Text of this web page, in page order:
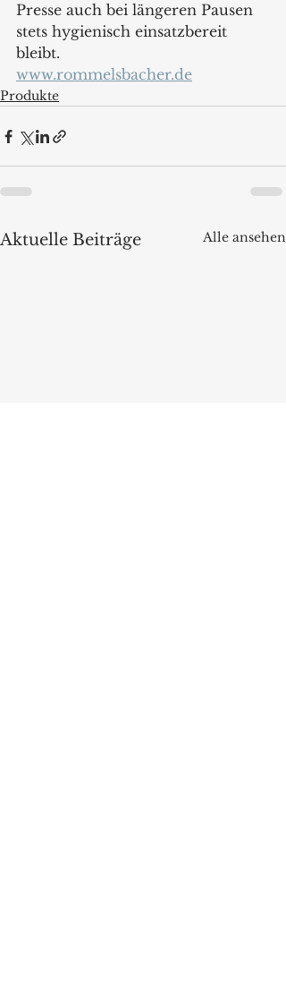
Presse auch bei längeren Pausen
stets hygienisch einsatzbereit
bleibt.
www.rommelsbacher.de
Produkte
Aktuelle Beiträge Alle ansehen